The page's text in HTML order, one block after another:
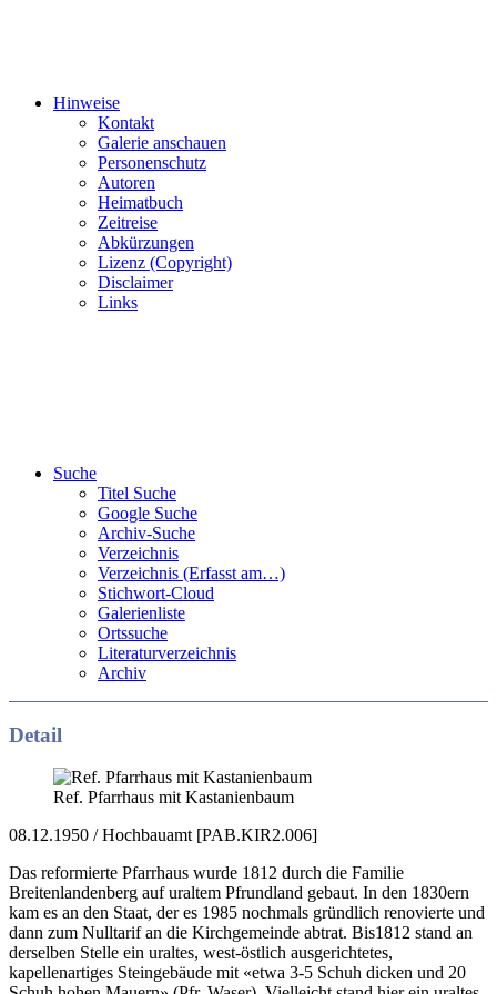
Hinweise
Kontakt
Galerie anschauen
Personenschutz
Autoren
Heimatbuch
Zeitreise
Abkürzungen
Lizenz (Copyright)
Disclaimer
Links
Suche
Titel Suche
Google Suche
Archiv-Suche
Verzeichnis
Verzeichnis (Erfasst am…)
Stichwort-Cloud
Galerienliste
Ortssuche
Literaturverzeichnis
Archiv
Detail
Ref. Pfarrhaus mit Kastanienbaum
08.12.1950 / Hochbauamt [PAB.KIR2.006]
Das reformierte Pfarrhaus wurde 1812 durch die Familie
Breitenlandenberg auf uraltem Pfrundland gebaut. In den 1830ern
kam es an den Staat, der es 1985 nochmals gründlich renovierte und
dann zum Nulltarif an die Kirchgemeinde abtrat. Bis1812 stand an
derselben Stelle ein uraltes, west-östlich ausgerichtetes,
kapellenartiges Steingebäude mit «etwa 3-5 Schuh dicken und 20